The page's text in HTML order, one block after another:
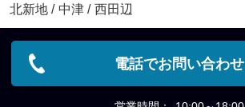
北新地 / 中津 / 西田辺
電話でお問い合わせ